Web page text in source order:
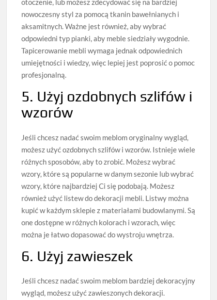
otoczenie, lub możesz zdecydować się na bardziej
nowoczesny styl za pomocą tkanin bawełnianych i
aksamitnych. Ważne jest również, aby wybrać
odpowiedni typ pianki, aby meble siedziały wygodnie.
Tapicerowanie mebli wymaga jednak odpowiednich
umiejętności i wiedzy, więc lepiej jest poprosić o pomoc
profesjonalną.
5. Użyj ozdobnych szlifów i
wzorów
Jeśli chcesz nadać swoim meblom oryginalny wygląd,
możesz użyć ozdobnych szlifów i wzorów. Istnieje wiele
różnych sposobów, aby to zrobić. Możesz wybrać
wzory, które są popularne w danym sezonie lub wybrać
wzory, które najbardziej Ci się podobają. Możesz
również użyć listew do dekoracji mebli. Listwy można
kupić w każdym sklepie z materiałami budowlanymi. Są
one dostępne w różnych kolorach i wzorach, więc
można je łatwo dopasować do wystroju wnętrza.
6. Użyj zawieszek
Jeśli chcesz nadać swoim meblom bardziej dekoracyjny
wygląd, możesz użyć zawieszonych dekoracji.